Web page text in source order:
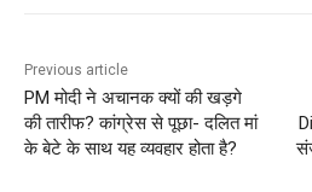
Previous article
PM मोदी ने अचानक क्यों की खड़गे
की तारीफ? कांग्रेस से पूछा- दलित मां
के बेटे के साथ यह व्यवहार होता है?